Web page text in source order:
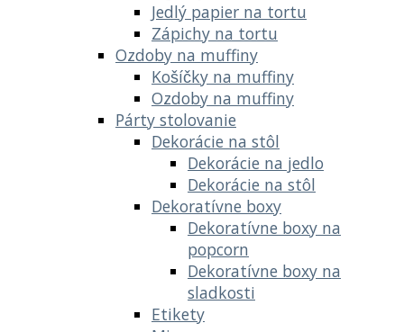
Jedlý papier na tortu
Zápichy na tortu
Ozdoby na muffiny
Košíčky na muffiny
Ozdoby na muffiny
Párty stolovanie
Dekorácie na stôl
Dekorácie na jedlo
Dekorácie na stôl
Dekoratívne boxy
Dekoratívne boxy na
popcorn
Dekoratívne boxy na
sladkosti
Etikety